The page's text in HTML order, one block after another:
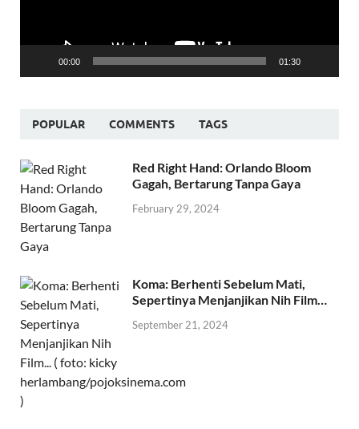
00:00 01:30
POPULAR COMMENTS TAGS
Red Right Hand: Orlando Bloom
Gagah, Bertarung Tanpa Gaya
February 29, 2024
Koma: Berhenti Sebelum Mati,
Sepertinya Menjanjikan Nih Film…
September 21, 2024